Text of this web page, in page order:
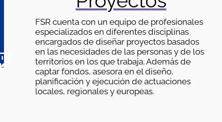
FSR cuenta con un equipo de profesionales
especializados en diferentes disciplinas
encargados de diseñar proyectos basados
en las necesidades de las personas y de los
territorios en los que trabaja. Además de
captar fondos, asesora en el diseño,
planificación y ejecución de actuaciones
locales, regionales y europeas.